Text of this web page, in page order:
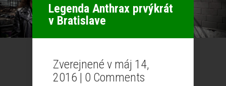
Legenda Anthrax prvýkrát
v Bratislave
Zverejnené v máj 14,
2016 | 0 Comments